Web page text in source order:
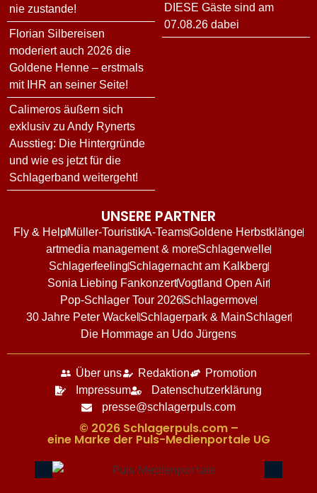
nie zustande!
Florian Silbereisen
moderiert auch 2026 die
Goldene Henne – erstmals
mit IHR an seiner Seite!
Calimeros äußern sich
exklusiv zu Andy Rynerts
Ausstieg: Die Hintergründe
und wie es jetzt für die
Schlagerband weitergeht!
DIESE Gäste sind am
07.08.26 dabei
UNSERE PARTNER
Fly & HelpMüller-TouristikA-TeamsGoldene Herbstklänge
artmedia management & moreSchlagerwelle
SchlagerfeelingSchlagernacht am Kalkberg
Sonia Liebing FankonzertVogtland Open Air
Pop-Schlager Tour 2026Schlagermove
30 Jahre Peter Wackel Schlagerpark & MainSchlager
Die Hommage an Udo Jürgens
Über uns Redaktion
Promotion
Impressum
Datenschutzerklärung
presse@schlagerpuls.com
© 2026 Schlagerpuls.com –
eine Marke der Puls-Medienportale UG​